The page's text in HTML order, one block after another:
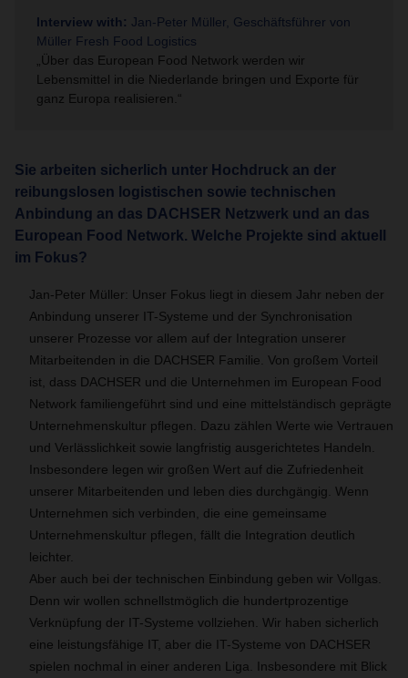
Interview with: Jan-Peter Müller, Geschäftsführer von
Müller Fresh Food Logistics
„Über das European Food Network werden wir
Lebensmittel in die Niederlande bringen und Exporte für
ganz Europa realisieren.“
Sie arbeiten sicherlich unter Hochdruck an der
reibungslosen logistischen sowie technischen
Anbindung an das DACHSER Netzwerk und an das
European Food Network. Welche Projekte sind aktuell
im Fokus?
Jan-Peter Müller: Unser Fokus liegt in diesem Jahr neben der
Anbindung unserer IT-Systeme und der Synchronisation
unserer Prozesse vor allem auf der Integration unserer
Mitarbeitenden in die DACHSER Familie. Von großem Vorteil
ist, dass DACHSER und die Unternehmen im European Food
Network familiengeführt sind und eine mittelständisch geprägte
Unternehmenskultur pflegen. Dazu zählen Werte wie Vertrauen
und Verlässlichkeit sowie langfristig ausgerichtetes Handeln.
Insbesondere legen wir großen Wert auf die Zufriedenheit
unserer Mitarbeitenden und leben dies durchgängig. Wenn
Unternehmen sich verbinden, die eine gemeinsame
Unternehmenskultur pflegen, fällt die Integration deutlich
leichter.
Aber auch bei der technischen Einbindung geben wir Vollgas.
Denn wir wollen schnellstmöglich die hundertprozentige
Verknüpfung der IT-Systeme vollziehen. Wir haben sicherlich
eine leistungsfähige IT, aber die IT-Systeme von DACHSER
spielen nochmal in einer anderen Liga. Insbesondere mit Blick